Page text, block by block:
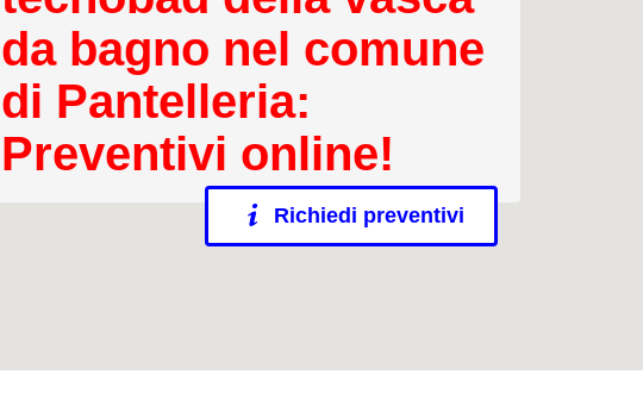
da bagno nel comune
di Pantelleria:
Preventivi online!
Richiedi preventivi